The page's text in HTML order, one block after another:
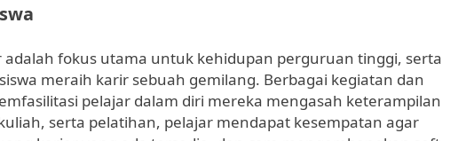
fokus utama untuk kehidupan perguruan tinggi, serta
meraih karir sebuah gemilang. Berbagai kegiatan dan
pelajar dalam diri mereka mengasah keterampilan
serta pelatihan, pelajar mendapat kesempatan agar